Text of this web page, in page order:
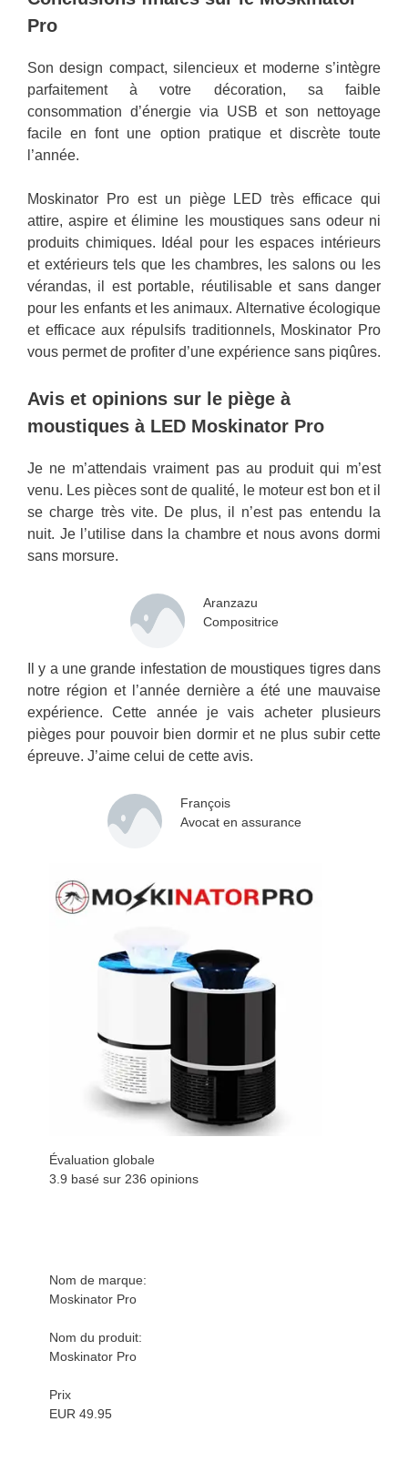
Pro
Son design compact, silencieux et moderne s’intègre
parfaitement à votre décoration, sa faible
consommation d’énergie via USB et son nettoyage
facile en font une option pratique et discrète toute
l’année.
Moskinator Pro est un piège LED très efficace qui
attire, aspire et élimine les moustiques sans odeur ni
produits chimiques. Idéal pour les espaces intérieurs
et extérieurs tels que les chambres, les salons ou les
vérandas, il est portable, réutilisable et sans danger
pour les enfants et les animaux. Alternative écologique
et efficace aux répulsifs traditionnels, Moskinator Pro
vous permet de profiter d’une expérience sans piqûres.
Avis et opinions sur le piège à
moustiques à LED Moskinator Pro
Je ne m’attendais vraiment pas au produit qui m’est
venu. Les pièces sont de qualité, le moteur est bon et il
se charge très vite. De plus, il n’est pas entendu la
nuit. Je l’utilise dans la chambre et nous avons dormi
sans morsure.
Aranzazu
Compositrice
Il y a une grande infestation de moustiques tigres dans
notre région et l’année dernière a été une mauvaise
expérience. Cette année je vais acheter plusieurs
pièges pour pouvoir bien dormir et ne plus subir cette
épreuve. J’aime celui de cette avis.
François
Avocat en assurance
Évaluation globale
3.9 basé sur 236 opinions
Nom de marque:
Moskinator Pro
Nom du produit:
Moskinator Pro
Prix
EUR 49.95